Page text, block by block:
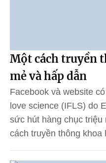
Một cách truyền
mẻ và hấp dẫn
Facebook và website
love science (IFLS) do
sức hút hàng chục
cách truyền thông khoa